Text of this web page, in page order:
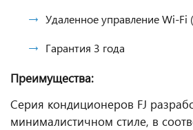
Удаленное управление Wi-Fi
Гарантия 3 года
Преимущества:
Серия кондиционеров FJ
минималистичном стиле, в